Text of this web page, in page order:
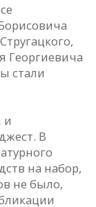
Георгиевича
стали
и
В
на набор,
не было,